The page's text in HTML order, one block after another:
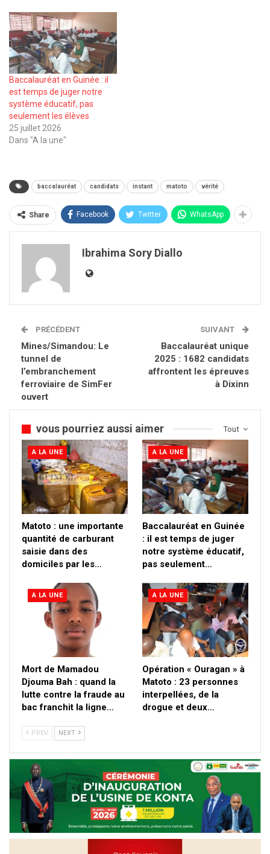
Baccalauréat en Guinée : il
est temps de juger notre
système éducatif, pas
seulement les élèves
25 juillet 2026
Dans "A la une"
baccalauréat candidats instant matoto vérité
Share Facebook Twitter WhatsApp
Ibrahima Sory Diallo
PRÉCÉDENT
Mines/Simandou: Le
tunnel de
l’embranchement
ferroviaire de SimFer
ouvert
SUIVANT
Baccalauréat unique
2025 : 1682 candidats
affrontent les épreuves
à Dixinn
Tout
vous pourriez aussi aimer
A LA UNE
Matoto : une importante
quantité de carburant
saisie dans des
domiciles par les…
A LA UNE
Baccalauréat en Guinée
: il est temps de juger
notre système éducatif,
pas seulement…
A LA UNE
Mort de Mamadou
Djouma Bah : quand la
lutte contre la fraude au
bac franchit la ligne…
A LA UNE
Opération « Ouragan » à
Matoto : 23 personnes
interpellées, de la
drogue et deux…
PREV NEXT